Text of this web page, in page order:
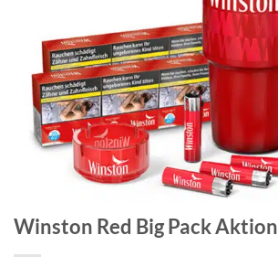
Winston Red Big Pack Aktion